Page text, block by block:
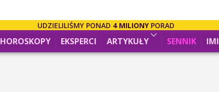
UDZIELILIŚMY PONAD 4 MILIONYPORAD
HOROSKOPY EKSPERCI ARTYKUŁY SENNIK